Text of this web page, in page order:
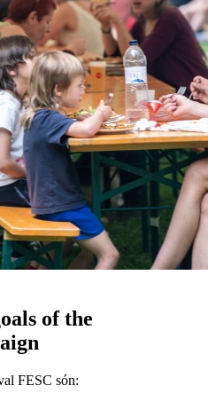
of the
FESC són: